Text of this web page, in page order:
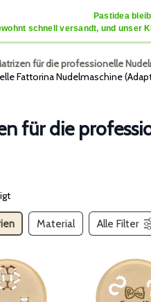
Pastidea
schnell versandt, und
für die professionelle
Fattorina Nudelmaschine
für die
Material Alle Filter